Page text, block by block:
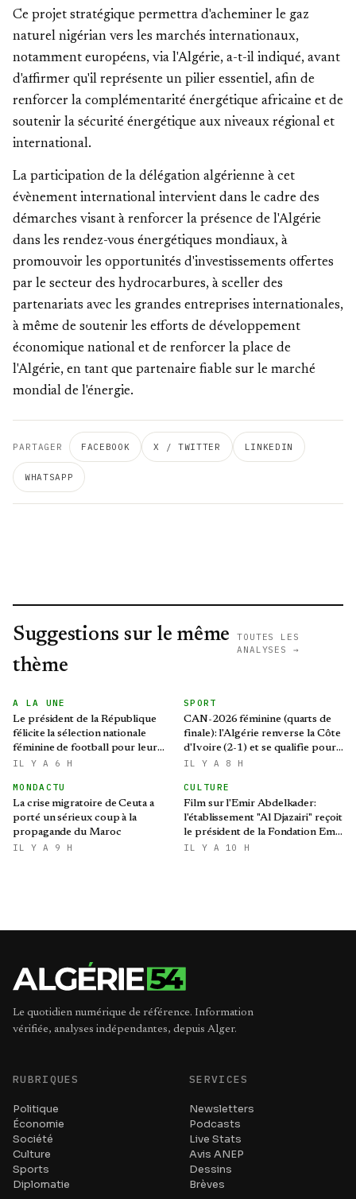
Ce projet stratégique permettra d'acheminer le gaz
naturel nigérian vers les marchés internationaux,
notamment européens, via l'Algérie, a-t-il indiqué, avant
d'affirmer qu'il représente un pilier essentiel, afin de
renforcer la complémentarité énergétique africaine et de
soutenir la sécurité énergétique aux niveaux régional et
international.
La participation de la délégation algérienne à cet
évènement international intervient dans le cadre des
démarches visant à renforcer la présence de l'Algérie
dans les rendez-vous énergétiques mondiaux, à
promouvoir les opportunités d'investissements offertes
par le secteur des hydrocarbures, à sceller des
partenariats avec les grandes entreprises internationales,
à même de soutenir les efforts de développement
économique national et de renforcer la place de
l'Algérie, en tant que partenaire fiable sur le marché
mondial de l'énergie.
PARTAGER FACEBOOK X / TWITTER LINKEDIN
WHATSAPP
Suggestions sur le même
thème
TOUTES LES
ANALYSES →
A LA UNE
Le président de la République
félicite la sélection nationale
féminine de football pour leur
qualification au Mondial 2027 et
IL Y A 6 H
SPORT
CAN-2026 féminine (quarts de
finale): l'Algérie renverse la Côte
d'Ivoire (2-1) et se qualifie pour
le Mondial brésilien
IL Y A 8 H
MONDACTU
La crise migratoire de Ceuta a
porté un sérieux coup à la
propagande du Maroc
IL Y A 9 H
CULTURE
Film sur l'Emir Abdelkader:
l'établissement "Al Djazairi" reçoit
le président de la Fondation Emir
Abdelkader
IL Y A 10 H
Le quotidien numérique de référence. Information
vérifiée, analyses indépendantes, depuis Alger.
RUBRIQUES
Politique
Économie
Société
Culture
Sports
Diplomatie
SERVICES
Newsletters
Podcasts
Live Stats
Avis ANEP
Dessins
Brèves